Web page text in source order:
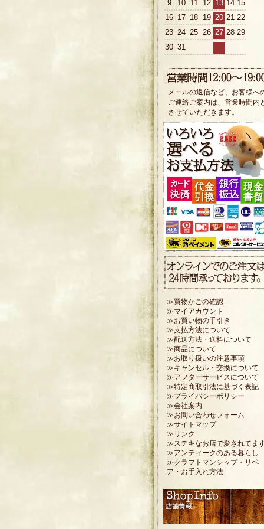
9 10 11 12 13 14 15
16 17 18 19 20 21 22
23 24 25 26 27 28 29
30 31
メールの返信など、お客様へ
ご連絡ご案内は、営業時間内
させていただきます。
≫買物かごの確認
≫マイアカウント
≫お買い物の手引き
≫支払方法について
≫配送方法・送料について
≫商品について
≫お取り扱いの注意事項
≫キャンセル・交換について
≫アフターサービスについて
≫特定商取引法に基づく表記
≫プライバシーポリシー
≫会社案内
≫お問い合わせフォーム
≫サイトマップ
≫リンク
≫ステキなお店で愛されてま
≫アンティークのある暮らし
≫クラフトマンシップ・リペ
ア・お手入れ方法